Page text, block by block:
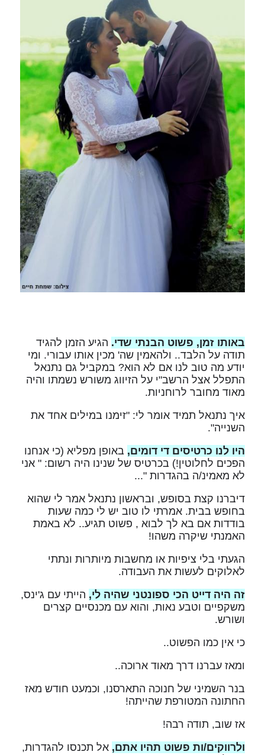
באותו זמן, פשוט הבנתי שדי. הגיע הזמן להגיד
תודה על הלבד.. ולהאמין שה' מכין אותו עבורי. ומי
יודע מה טוב לנו אם לא הוא? במקביל גם נתנאל
התפלל אצל הרשב"י על הזיווג משורש נשמתו והיה
מאוד מחובר לרוחניות.
איך נתנאל תמיד אומר לי: "זימנו במילים אחד את
השנייה".
היו לנו כרטיסים די דומים, באופן מפליא (כי אנחנו
הפכים לחלוטין!) בכרטיס של שנינו היה רשום: " אני
לא מאמינ/ה בהגדרות "...
דיברנו קצת בסופש, ובראשון נתנאל אמר לי שהוא
בחופש בבית. אמרתי לו טוב יש לי כמה שעות
בודדות אם בא לך לבוא , פשוט תגיע.. לא באמת
האמנתי שיקרה משהו!
הגעתי בלי ציפיות או מחשבות מיותרות ונתתי
לאלוקים לעשות את העבודה.
זה היה דייט הכי ספונטני שהיה לי, הייתי עם ג'ינס,
משקפיים וטבע נאות, והוא עם מכנסיים קצרים
ושורש.
כי אין כמו הפשוט..
ומאז עברנו דרך מאוד ארוכה..
בנר השמיני של חנוכה התארסנו, וכמעט חודש מאז
החתונה המטורפת שהייתה!
אז שוב, תודה רבה!
ולרווקים/ות פשוט תהיו אתם, אל תכנסו להגדרות,